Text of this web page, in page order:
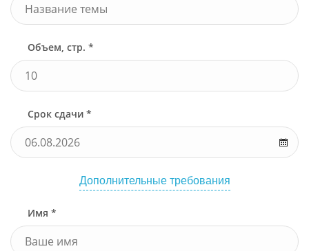
Объем, стр. *
Срок сдачи *
Дополнительные требования
Имя *